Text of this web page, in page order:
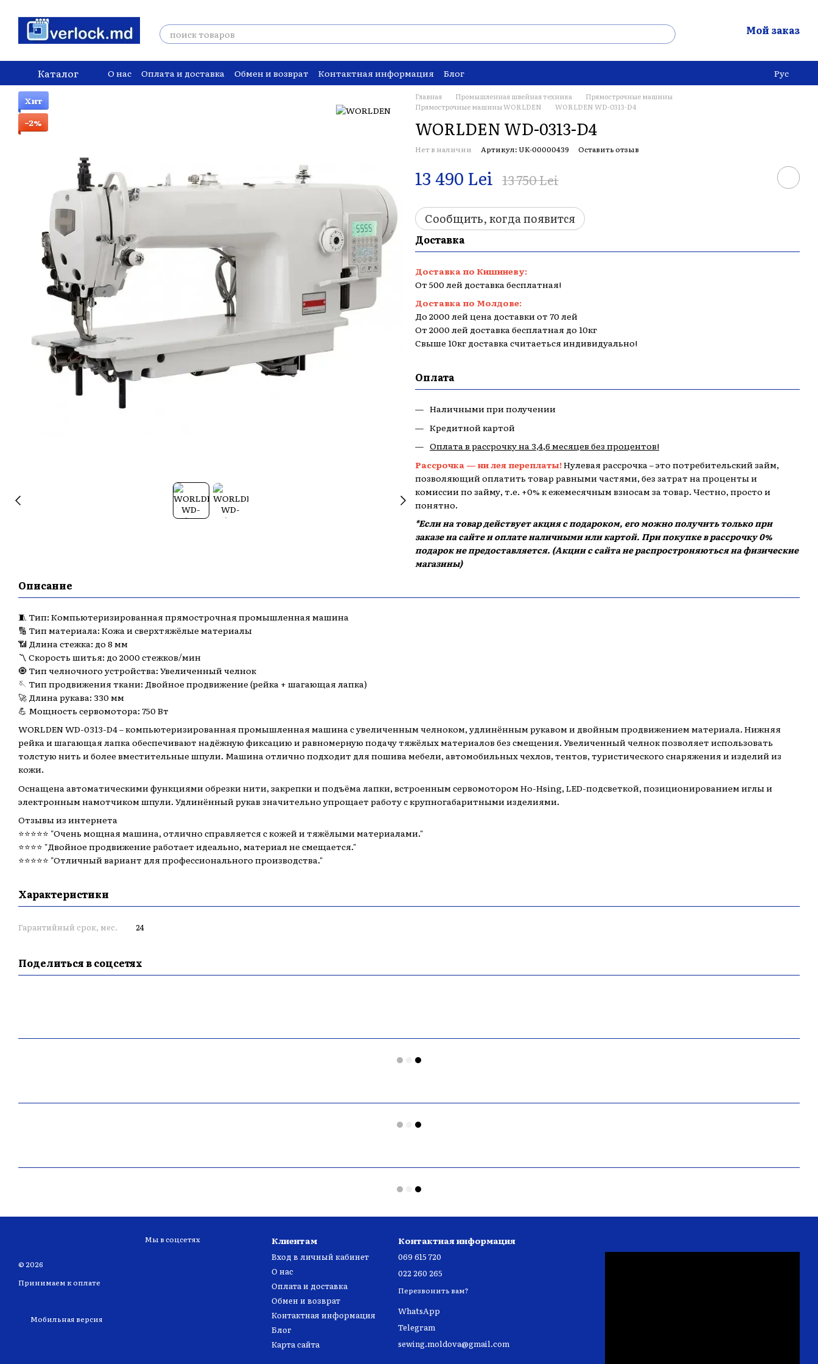
Мой заказ
Каталог О нас Оплата и доставка Обмен и возврат Контактная информация Блог Рус
Хит
−2%
Главная Промышленная швейная техника
Прямострочные машины
Прямострочные машины WORLDEN
WORLDEN WD-0313-D4
WORLDEN WD-0313-D4
Нет в наличии Артикул: UK-00000439 Оставить отзыв
13 490 Lei 13 750 Lei
Сообщить, когда появится
Доставка
Доставка по Кишиневу:
От 500 лей доставка бесплатная!
Доставка по Молдове:
До 2000 лей цена доставки от 70 лей
От 2000 лей доставка бесплатная до 10кг
Свыше 10кг доставка считаеться индивидуально!
Оплата
Наличными при получении
Кредитной картой
Оплата в рассрочку на 3,4,6 месяцев без процентов!
Рассрочка — ни лея переплаты!Нулевая рассрочка – это потребительский займ,
позволяющий оплатить товар равными частями, без затрат на проценты и
комиссии по займу, т.е. +0% к ежемесячным взносам за товар. Честно, просто и
понятно.
*Если на товар действует акция с подароком, его можно получить только при
заказе на сайте и оплате наличными или картой. При покупке в рассрочку 0%
подарок не предоставляется. (Акции с сайта не распростроняються на физические
магазины)
Описание
🧵 Тип: Компьютеризированная прямострочная промышленная машина
🔢 Тип материала: Кожа и сверхтяжёлые материалы
📶 Длина стежка: до 8 мм
〽️ Скорость шитья: до 2000 стежков/мин
🧿 Тип челночного устройства: Увеличенный челнок
🪡 Тип продвижения ткани: Двойное продвижение (рейка + шагающая лапка)
🚀 Длина рукава: 330 мм
💪 Мощность сервомотора: 750 Вт
WORLDEN WD-0313-D4 – компьютеризированная промышленная машина с увеличенным челноком, удлинённым рукавом и двойным продвижением материала. Нижняя
рейка и шагающая лапка обеспечивают надёжную фиксацию и равномерную подачу тяжёлых материалов без смещения. Увеличенный челнок позволяет использовать
толстую нить и более вместительные шпули. Машина отлично подходит для пошива мебели, автомобильных чехлов, тентов, туристического снаряжения и изделий из
кожи.
Оснащена автоматическими функциями обрезки нити, закрепки и подъёма лапки, встроенным сервомотором Ho-Hsing, LED-подсветкой, позиционированием иглы и
электронным намотчиком шпули. Удлинённый рукав значительно упрощает работу с крупногабаритными изделиями.
Отзывы из интернета
⭐️⭐️⭐️⭐️⭐️ "Очень мощная машина, отлично справляется с кожей и тяжёлыми материалами."
⭐️⭐️⭐️⭐️ "Двойное продвижение работает идеально, материал не смещается."
⭐️⭐️⭐️⭐️⭐️ "Отличный вариант для профессионального производства."
Характеристики
Гарантийный срок, мес. 24
Поделиться в соцсетях
© 2026
Принимаем к оплате
Мобильная версия
Мы в соцсетях Клиентам
Вход в личный кабинет
О нас
Оплата и доставка
Обмен и возврат
Контактная информация
Блог
Карта сайта
Контактная информация
069 615 720
022 260 265
Перезвонить вам?
WhatsApp
Telegram
sewing.moldova@gmail.com